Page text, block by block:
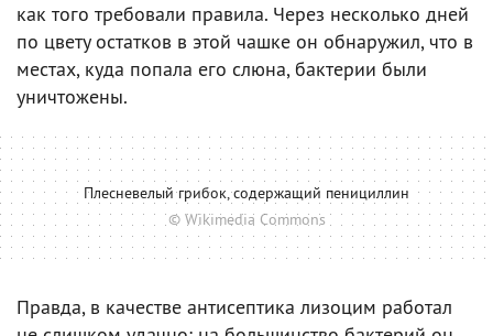
как того требовали правила. Через несколько дней
по цвету остатков в этой чашке он обнаружил, что в
местах, куда попала его слюна, бактерии были
уничтожены.
Плесневелый грибок, содержащий пенициллин
© Wikimedia Commons
Правда, в качестве антисептика лизоцим работал